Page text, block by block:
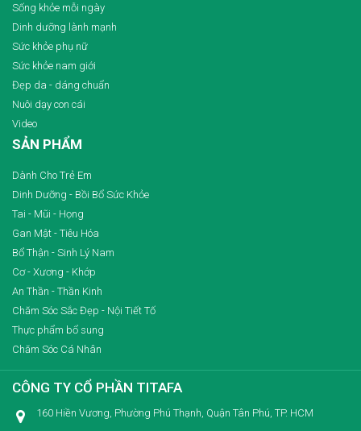
Sống khỏe mỗi ngày
Dinh dưỡng lành mạnh
Sức khỏe phụ nữ
Sức khỏe nam giới
Đẹp da - dáng chuẩn
Nuôi dạy con cái
Video
SẢN PHẨM
Dành Cho Trẻ Em
Dinh Dưỡng - Bồi Bổ Sức Khỏe
Tai - Mũi - Họng
Gan Mật - Tiêu Hóa
Bổ Thận - Sinh Lý Nam
Cơ - Xương - Khớp
An Thần - Thần Kinh
Chăm Sóc Sắc Đẹp - Nội Tiết Tố
Thực phẩm bổ sung
Chăm Sóc Cá Nhân
CÔNG TY CỔ PHẦN TITAFA
160 Hiền Vương, Phường Phú Thạnh, Quận Tân Phú, TP. HCM